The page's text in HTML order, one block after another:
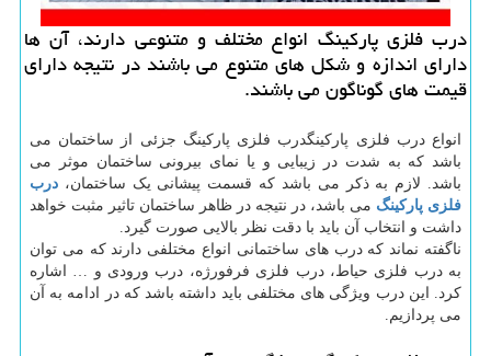
درب فلزی پاركینگ انواع مختلف و متنوعی دارند، آن ها
دارای اندازه و شكل های متنوع می باشند در نتیجه دارای
قیمت های گوناگون می باشند.
انواع درب فلزی پارکینگدرب فلزی پارکینگ جزئی از ساختمان می
باشد که به شدت در زیبایی و یا نمای بیرونی ساختمان موثر می
باشد. لازم به ذکر می باشد که قسمت پیشانی یک ساختمان، درب
فلزی پارکینگ می باشد، در نتیجه در ظاهر ساختمان تاثیر مثبت خواهد
داشت و انتخاب آن باید با دقت نظر بالایی صورت گیرد.
ناگفته نماند که درب های ساختمانی انواع مختلفی دارند که می توان
به درب فلزی حیاط، درب فلزی فرفورژه، درب ورودی و … اشاره
کرد. این درب ویژگی های مختلفی باید داشته باشد که در ادامه به آن
می پردازیم.